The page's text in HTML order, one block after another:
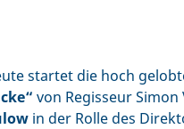
startet die hoch
von Regisseur
in der Rolle des